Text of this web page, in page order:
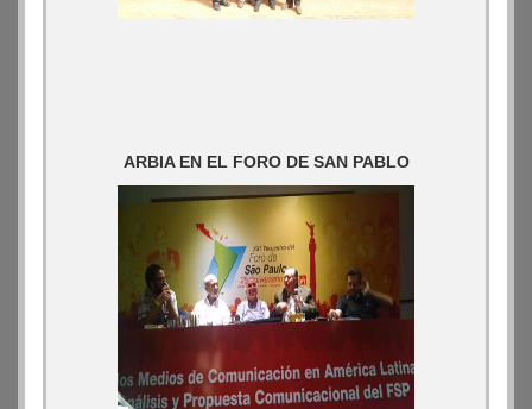
ARBIA EN EL FORO DE SAN PABLO